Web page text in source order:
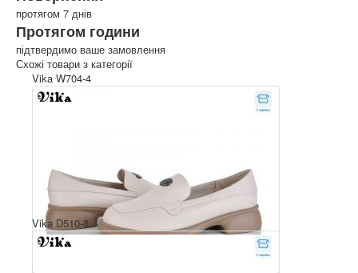
протягом 7 днів
Протягом години
підтвердимо ваше замовлення
Схожі товари з категорії
Vika W704-4
Vika D510-8